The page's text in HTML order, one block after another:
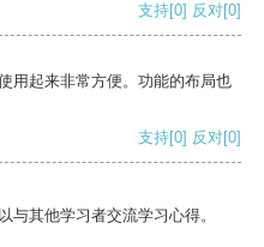
支持[0] 反对[0]
用起来非常方便。功能的布局也
支持[0] 反对[0]
与其他学习者交流学习心得。